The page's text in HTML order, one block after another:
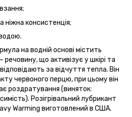
ніжна консистенція;
на водній основі містить
речовину, що активізує у шкірі та
за відчуття тепла. Він
червоного перцю, при цьому він
роздратування (виняток:
Розігрівальний лубрикант
Warming виготовлений в США.